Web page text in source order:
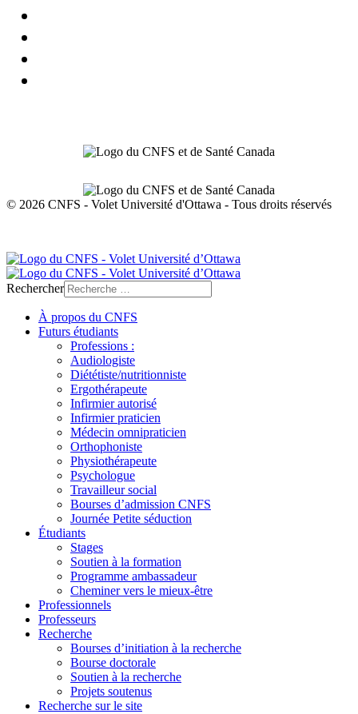
© 2026 CNFS - Volet Université d'Ottawa - Tous droits réservés
Rechercher
À propos du CNFS
Futurs étudiants
Professions :
Audiologiste
Diététiste/nutritionniste
Ergothérapeute
Infirmier autorisé
Infirmier praticien
Médecin omnipraticien
Orthophoniste
Physiothérapeute
Psychologue
Travailleur social
Bourses d’admission CNFS
Journée Petite séduction
Étudiants
Stages
Soutien à la formation
Programme ambassadeur
Cheminer vers le mieux-être
Professionnels
Professeurs
Recherche
Bourses d’initiation à la recherche
Bourse doctorale
Soutien à la recherche
Projets soutenus
Recherche sur le site